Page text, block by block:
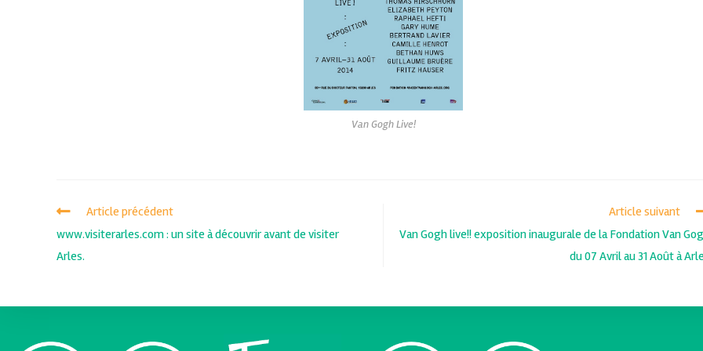
Van Gogh Live!
Article précédent
www.visiterarles.com : un site à découvrir avant de visiter
Arles.
Article suivant
Van Gogh live!! exposition inaugurale de la Fondation Van
du 07 Avril au 31 Août à